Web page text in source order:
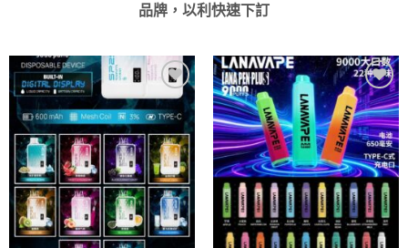
品牌，以利快速下訂
Add to
wishlist
Add to
wishlist